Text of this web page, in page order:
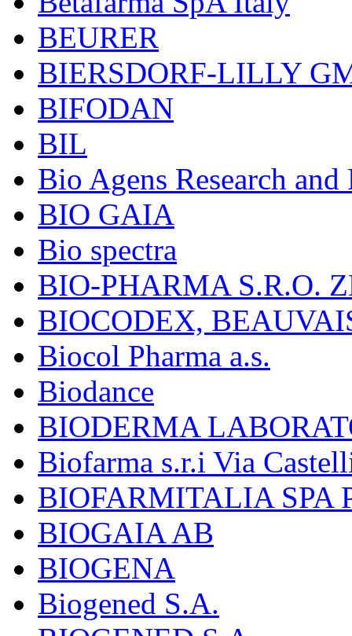
BEURER
BIERSDORF-LILLY
BIFODAN
BIL
Bio Agens Research
BIO GAIA
Bio spectra
BIO-PHARMA S.R.O.
BIOCODEX,
Biocol Pharma a.s.
Biodance
BIODERMA
Biofarma s.r.i Via
BIOFARMITALIA SPA
BIOGAIA AB
BIOGENA
Biogened S.A.